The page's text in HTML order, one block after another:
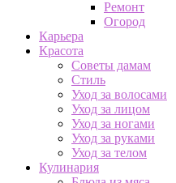
Ремонт
Огород
Карьера
Красота
Советы дамам
Стиль
Уход за волосами
Уход за лицом
Уход за ногами
Уход за руками
Уход за телом
Кулинария